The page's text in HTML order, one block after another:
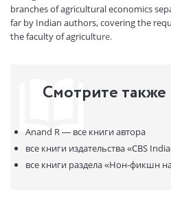
branches of agricultural economics
far by Indian authors, covering the
the faculty of agriculture.
Смотрите также
Anand R — все книги автора
все книги издательства«CBS
все книги раздела«Нон-фикшн